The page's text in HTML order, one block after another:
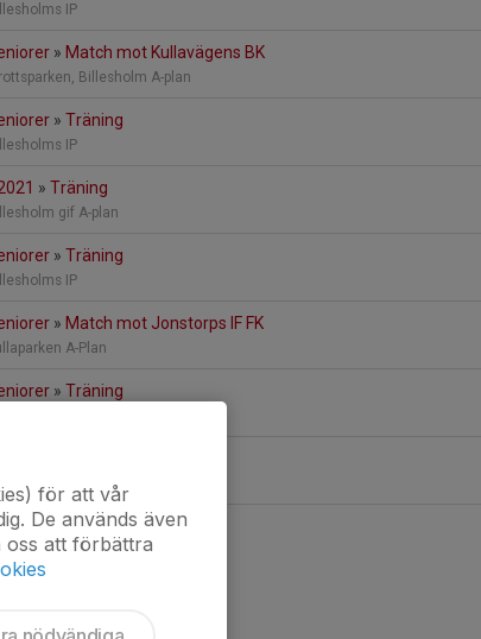
IP
» Match mot Kullavägens BK
Billesholm A-plan
» Träning
IP
» Träning
gif A-plan
» Träning
IP
» Match mot Jonstorps IF FK
A-Plan
» Träning
IP
för att vår
De används även
oss att förbättra